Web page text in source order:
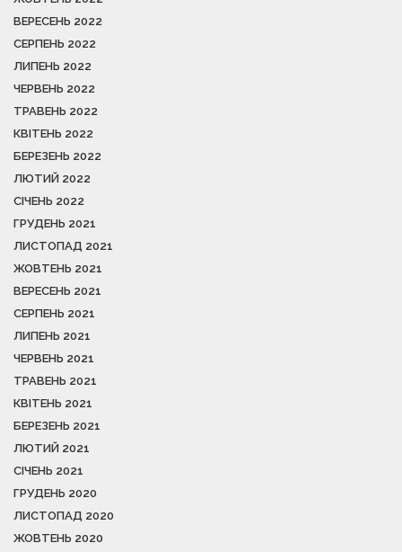
ВЕРЕСЕНЬ 2022
СЕРПЕНЬ 2022
ЛИПЕНЬ 2022
ЧЕРВЕНЬ 2022
ТРАВЕНЬ 2022
КВІТЕНЬ 2022
БЕРЕЗЕНЬ 2022
ЛЮТИЙ 2022
СІЧЕНЬ 2022
ГРУДЕНЬ 2021
ЛИСТОПАД 2021
ЖОВТЕНЬ 2021
ВЕРЕСЕНЬ 2021
СЕРПЕНЬ 2021
ЛИПЕНЬ 2021
ЧЕРВЕНЬ 2021
ТРАВЕНЬ 2021
КВІТЕНЬ 2021
БЕРЕЗЕНЬ 2021
ЛЮТИЙ 2021
СІЧЕНЬ 2021
ГРУДЕНЬ 2020
ЛИСТОПАД 2020
ЖОВТЕНЬ 2020